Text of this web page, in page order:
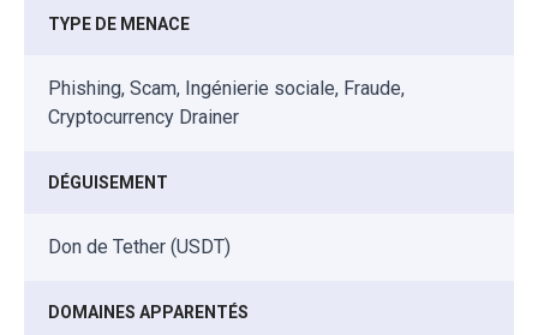
TYPE DE MENACE
Phishing, Scam, Ingénierie sociale, Fraude,
Cryptocurrency Drainer
DÉGUISEMENT
Don de Tether (USDT)
DOMAINES APPARENTÉS